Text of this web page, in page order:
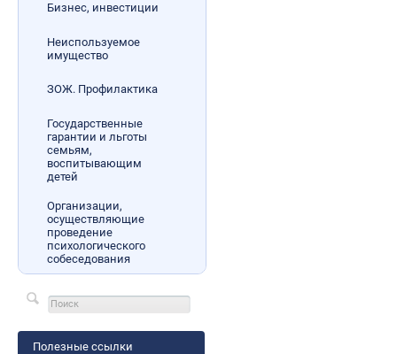
Бизнес, инвестиции
Неиспользуемое
имущество
ЗОЖ. Профилактика
Государственные
гарантии и льготы
семьям,
воспитывающим
детей
Организации,
осуществляющие
проведение
психологического
собеседования
Полезные ссылки